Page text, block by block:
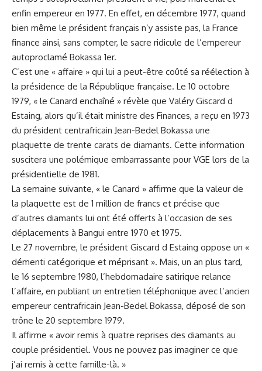
enfin empereur en 1977. En effet, en décembre 1977, quand
bien même le président français n’y assiste pas, la France
finance ainsi, sans compter, le sacre ridicule de l’empereur
autoproclamé Bokassa 1er.
C’est une « affaire » qui lui a peut-être coûté sa réélection à
la présidence de la République française. Le 10 octobre
1979, « le Canard enchaîné » révèle que Valéry Giscard d
Estaing, alors qu’il était ministre des Finances, a reçu en 1973
du président centrafricain Jean-Bedel Bokassa une
plaquette de trente carats de diamants. Cette information
suscitera une polémique embarrassante pour VGE lors de la
présidentielle de 1981.
La semaine suivante, « le Canard » affirme que la valeur de
la plaquette est de 1 million de francs et précise que
d’autres diamants lui ont été offerts à l’occasion de ses
déplacements à Bangui entre 1970 et 1975.
Le 27 novembre, le président Giscard d Estaing oppose un «
démenti catégorique et méprisant ». Mais, un an plus tard,
le 16 septembre 1980, l’hebdomadaire satirique relance
l’affaire, en publiant un entretien téléphonique avec l’ancien
empereur centrafricain Jean-Bedel Bokassa, déposé de son
trône le 20 septembre 1979.
Il affirme « avoir remis à quatre reprises des diamants au
couple présidentiel. Vous ne pouvez pas imaginer ce que
j’ai remis à cette famille-là. »